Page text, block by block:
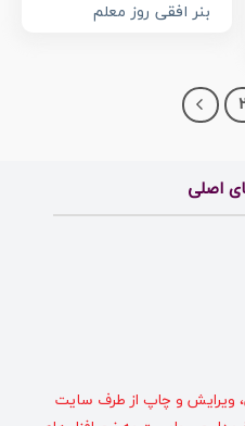
بنر افقی روز معلم
اصلی
ویرایش و چاپ از طرف سایت